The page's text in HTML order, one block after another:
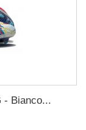
- Bianco...